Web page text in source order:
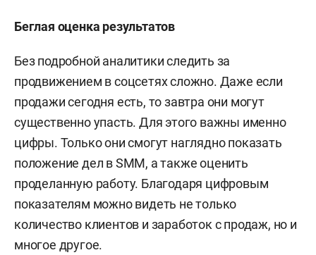
Беглая оценка результатов
Без подробной аналитики следить за
продвижением в соцсетях сложно. Даже если
продажи сегодня есть, то завтра они могут
существенно упасть. Для этого важны именно
цифры. Только они смогут наглядно показать
положение дел в SMM, а также оценить
проделанную работу. Благодаря цифровым
показателям можно видеть не только
количество клиентов и заработок с продаж, но и
многое другое.